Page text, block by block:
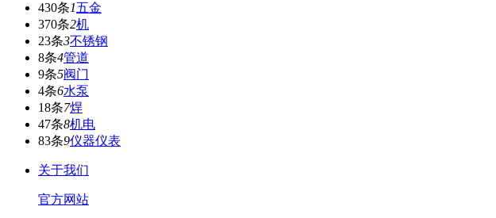
430条1五金
370条2机
23条3不锈钢
8条4管道
9条5阀门
4条6水泵
18条7焊
47条8机电
83条9仪器仪表
关于我们
官方网站